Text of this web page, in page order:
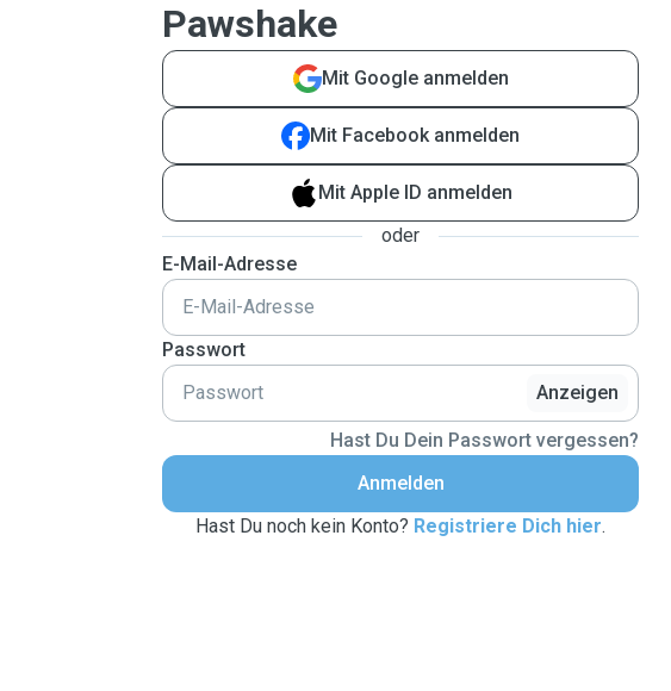
Pawshake
Mit Google anmelden
Mit Facebook anmelden
Mit Apple ID anmelden
oder
E-Mail-Adresse
Passwort
Anzeigen
Hast Du Dein Passwort vergessen?
Anmelden
Hast Du noch kein Konto? Registriere Dich hier.